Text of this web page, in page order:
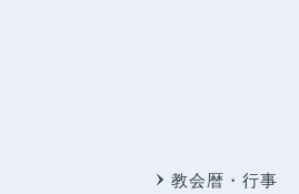
教会暦・行事